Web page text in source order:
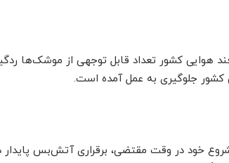
هوایی کشور تعداد قابل توجهی از موشک‌ها
کشور جلوگیری به عمل آمده است.
خود در وقت مقتضی، برقراری آتش‌بس پایدار